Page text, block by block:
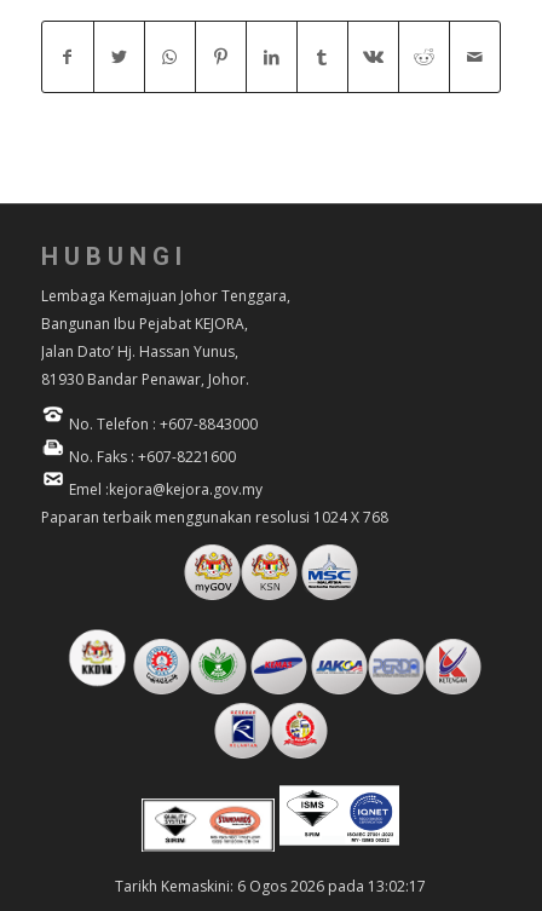
HUBUNGI
Lembaga Kemajuan Johor Tenggara,
Bangunan Ibu Pejabat KEJORA,
Jalan Dato’ Hj. Hassan Yunus,
81930 Bandar Penawar, Johor.
No. Telefon : +607-8843000
No. Faks : +607-8221600
Emel :kejora@kejora.gov.my
Paparan terbaik menggunakan resolusi 1024 X 768
Tarikh Kemaskini: 6 Ogos 2026 pada 13:02:17